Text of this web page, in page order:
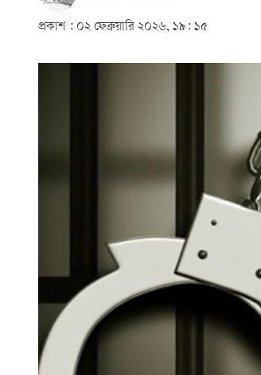
প্রকাশ : ০২ ফেব্রুয়ারি ২০২৬, ১৯: ১৫